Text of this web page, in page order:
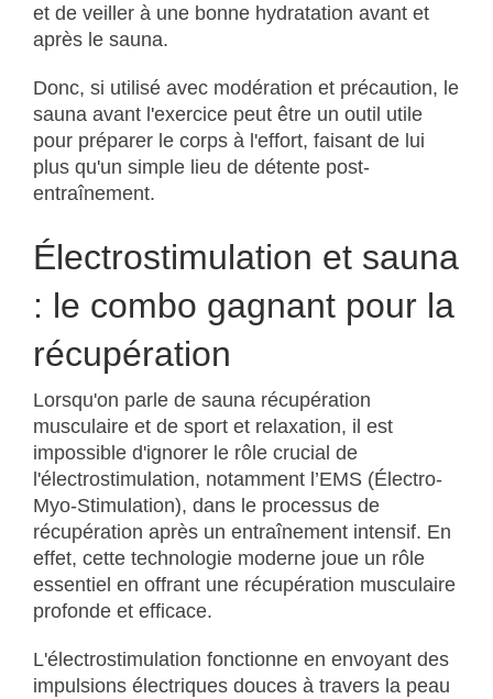
et de veiller à une bonne hydratation avant et
après le sauna.
Donc, si utilisé avec modération et précaution, le
sauna avant l'exercice peut être un outil utile
pour préparer le corps à l'effort, faisant de lui
plus qu'un simple lieu de détente post-
entraînement.
Électrostimulation et sauna
: le combo gagnant pour la
récupération
Lorsqu'on parle de sauna récupération
musculaire et de sport et relaxation, il est
impossible d'ignorer le rôle crucial de
l'électrostimulation, notamment l’EMS (Électro-
Myo-Stimulation), dans le processus de
récupération après un entraînement intensif. En
effet, cette technologie moderne joue un rôle
essentiel en offrant une récupération musculaire
profonde et efficace.
L'électrostimulation fonctionne en envoyant des
impulsions électriques douces à travers la peau